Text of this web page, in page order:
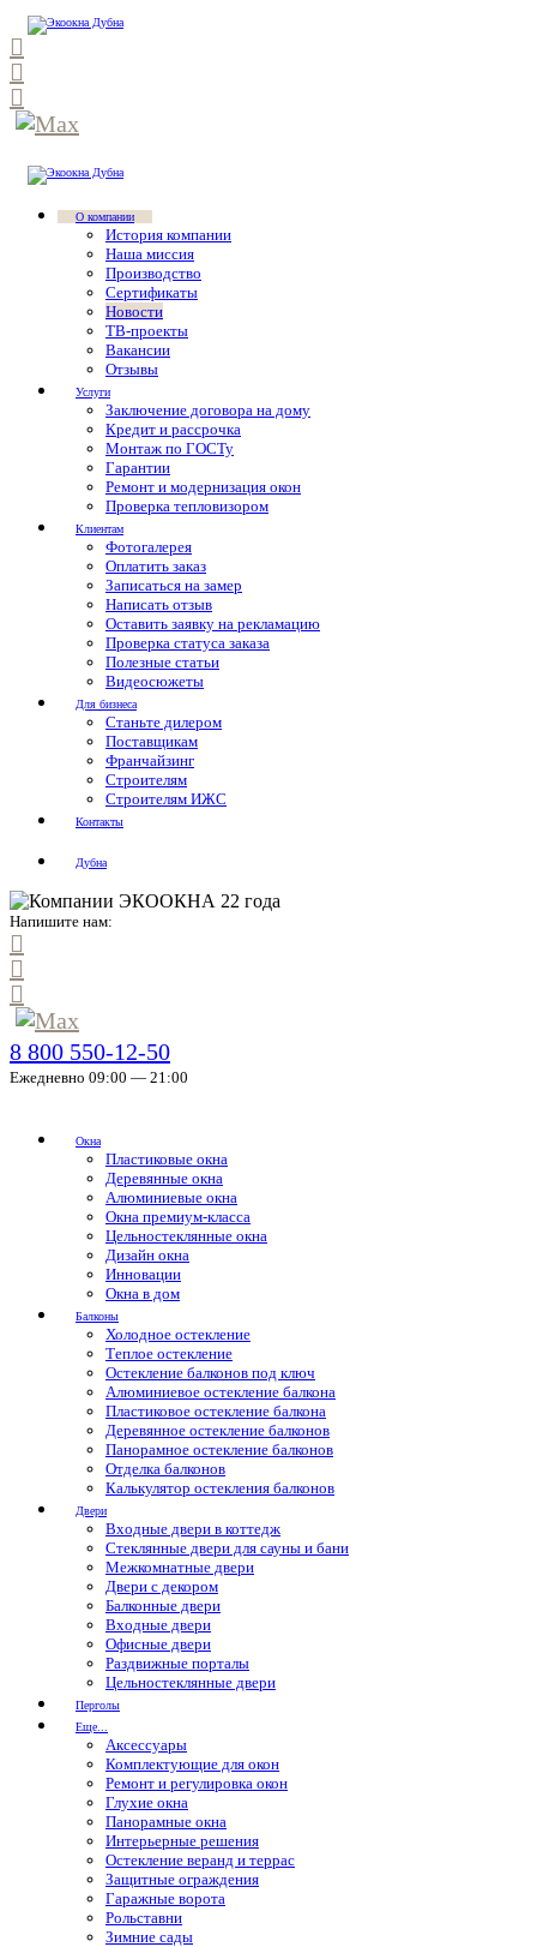
О компании
История компании
Наша миссия
Производство
Сертификаты
Новости
ТВ-проекты
Вакансии
Отзывы
Услуги
Заключение договора на дому
Кредит и рассрочка
Монтаж по ГОСТу
Гарантии
Ремонт и модернизация окон
Проверка тепловизором
Клиентам
Фотогалерея
Оплатить заказ
Записаться на замер
Написать отзыв
Оставить заявку на рекламацию
Проверка статуса заказа
Полезные статьи
Видеосюжеты
Для бизнеса
Станьте дилером
Поставщикам
Франчайзинг
Строителям
Строителям ИЖС
Контакты
Дубна
Напишите нам:
8 800 550-12-50
Ежедневно 09:00 — 21:00
Окна
Пластиковые окна
Деревянные окна
Алюминиевые окна
Окна премиум-класса
Цельностеклянные окна
Дизайн окна
Инновации
Окна в дом
Балконы
Холодное остекление
Теплое остекление
Остекление балконов под ключ
Алюминиевое остекление балкона
Пластиковое остекление балкона
Деревянное остекление балконов
Панорамное остекление балконов
Отделка балконов
Калькулятор остекления балконов
Двери
Входные двери в коттедж
Стеклянные двери для сауны и бани
Межкомнатные двери
Двери с декором
Балконные двери
Входные двери
Офисные двери
Раздвижные порталы
Цельностеклянные двери
Перголы
Еще...
Аксессуары
Комплектующие для окон
Ремонт и регулировка окон
Глухие окна
Панорамные окна
Интерьерные решения
Остекление веранд и террас
Защитные ограждения
Гаражные ворота
Рольставни
Зимние сады